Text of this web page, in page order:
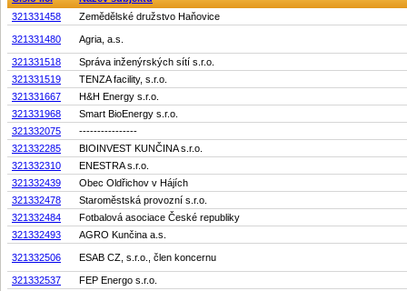
321331458
Zemědělské družstvo Haňovice
321331480 Agria, a.s.
321331518
Správa inženýrských sítí s.r.o.
321331519
TENZA facility, s.r.o.
321331667
H&H Energy s.r.o.
321331968
Smart BioEnergy s.r.o.
321332075
----------------
321332285
BIOINVEST KUNČINA s.r.o.
321332310
ENESTRA s.r.o.
321332439
Obec Oldřichov v Hájích
321332478
Staroměstská provozní s.r.o.
321332484
Fotbalová asociace České republiky
321332493
AGRO Kunčina a.s.
321332506 ESAB CZ, s.r.o., člen koncernu
321332537
FEP Energo s.r.o.